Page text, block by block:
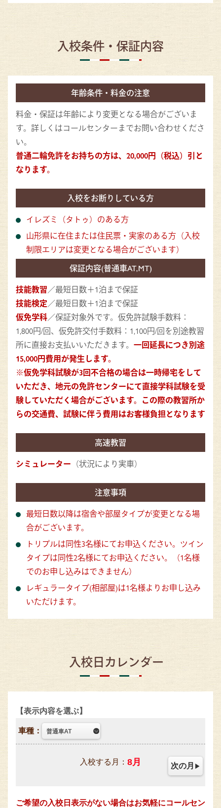
入校条件・保証内容
年齢条件・料金の注意
料金・保証は年齢により変更となる場合がございま
す。詳しくはコールセンターまでお問い合わせくださ
い。
普通二輪免許をお持ちの方は、20,000円（税込）引と
なります。
入校をお断りしている方
イレズミ（タトゥ）のある方
山形県に在住または住民票・実家のある方（入校
制限エリアは変更となる場合がございます）
保証内容(普通車AT,MT)
技能教習／最短日数＋1泊まで保証
技能検定／最短日数＋1泊まで保証
仮免学科／保証対象外です。仮免許試験手数料：
1,800円/回、仮免許交付手数料：1,100円/回を別途教習
所に直接お支払いいただきます。 一回延長につき別途
15,000円費用が発生します。
※仮免学科試験が3回不合格の場合は一時帰宅をして
いただき、地元の免許センターにて直接学科試験を受
験していただく場合がございます。この際の教習所か
らの交通費、試験に伴う費用はお客様負担となります
高速教習
シミュレーター （状況により実車）
注意事項
最短日数以降は宿舎や部屋タイプが変更となる場
合がございます。
トリプルは同性3名様にてお申込ください。ツイン
タイプは同性2名様にてお申込ください。（1名様
でのお申し込みはできません）
レギュラータイプ(相部屋)は1名様よりお申し込み
いただけます。
入校日カレンダー
表示内容を選ぶ
車種：
入校する月： 8月 次の月
ご希望の入校日表示がない場合はお気軽にコールセン